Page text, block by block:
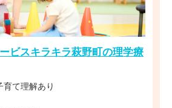
ビスキラキラ萩野町の理学療
て理解あり